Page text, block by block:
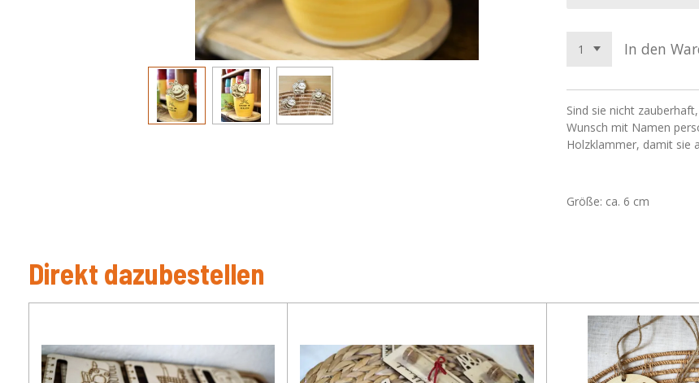
In den
Sind sie nicht
Wunsch mit Namen
Holzklammer, damit sie
Größe: ca. 6 cm
Direkt dazubestellen